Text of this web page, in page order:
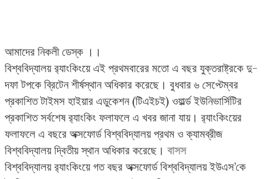
আমাদের নিকলী ডেস্ক ।।
বিশ্ববিদ্যালয় র‌্যাংকিংয়ে এই প্রথমবারের মতো এ বছর যুক্তরাষ্ট্রকে দু-
দফা টপকে ব্রিটেন শীর্ষস্থান অধিকার করেছে। বুধবার ৬ সেপ্টেম্বর
প্রকাশিত টাইমস হাইয়ার এডুকেশন (টিএইচই) ওয়ার্ল্ড ইউনিভার্সিটির
প্রকাশিত সর্বশেষ র‌্যাংকিং ফলাফলে এ খবর জানা যায়। র‌্যাংকিংয়ের
ফলাফলে এ বছরে অক্সফোর্ড বিশ্ববিদ্যালয় প্রথম ও ক্যামব্রীজ
বিশ্ববিদ্যালয় দ্বিতীয় স্থান অধিকার করেছে। বাসস
বিশ্ববিদ্যালয় র‌্যাংকিংয়ে গত বছর অক্সফোর্ড বিশ্ববিদ্যালয় ইউএস’কে